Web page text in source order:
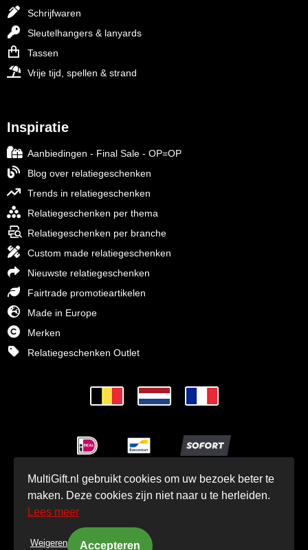
Schrijfwaren
Sleutelhangers & lanyards
Tassen
Vrije tijd, spellen & strand
Inspiratie
Aanbiedingen - Final Sale - OP=OP
Blog over relatiegeschenken
Trends in relatiegeschenken
Relatiegeschenken per thema
Relatiegeschenken per branche
Custom made relatiegeschenken
Nieuwste relatiegeschenken
Fairtrade promotieartikelen
Made in Europe
Merken
Relatiegeschenken Outlet
© MultiGift Relatiegeschenken BV 1993 - 2026
MultiGift.nl gebruikt cookies om uw bezoek beter te
maken. Deze cookies zijn niet naar u te herleiden.
Lees meer
Weigeren